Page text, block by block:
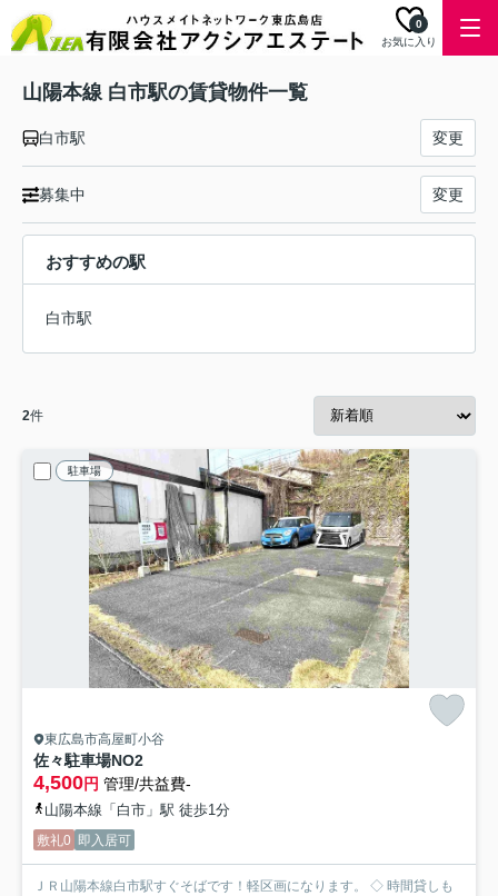
お気に入り
0
山陽本線 白市駅の賃貸物件一覧
白市駅 変更
募集中 変更
おすすめの駅
白市駅
2件
駐車場
東広島市高屋町小谷
佐々駐車場NO2
4,500円 管理/共益費-
山陽本線「白市」駅 徒歩1分
敷礼0 即入居可
ＪＲ山陽本線白市駅すぐそばです！軽区画になります。 ◇ 時間貸しも